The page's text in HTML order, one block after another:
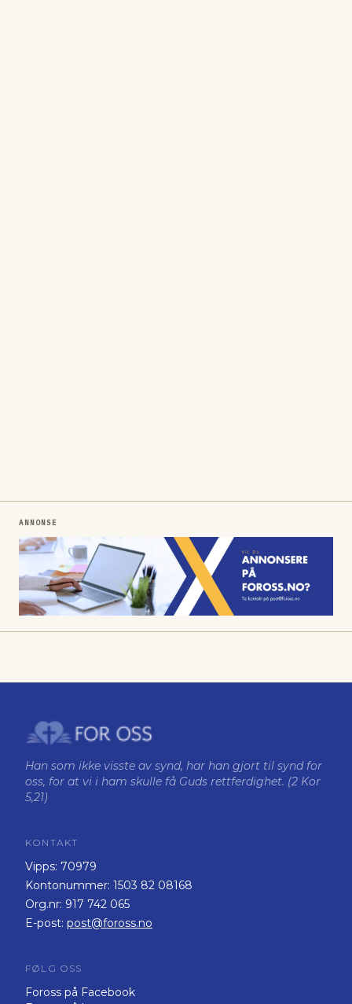
ANNONSE
Han som ikke visste av synd, har han gjort til synd for
oss, for at vi i ham skulle få Guds rettferdighet. (2 Kor
5,21)
KONTAKT
Vipps: 70979
Kontonummer: 1503 82 08168
Org.nr: 917 742 065
E-post: post@foross.no
FØLG OSS
Foross på Facebook